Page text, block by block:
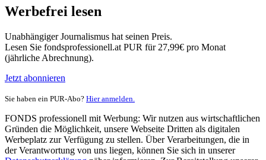
Werbefrei lesen
Unabhängiger Journalismus hat seinen Preis.
Lesen Sie fondsprofessionell.at PUR für 27,99€ pro Monat
(jährliche Abrechnung).
Jetzt abonnieren
Sie haben ein PUR-Abo? Hier anmelden.
FONDS professionell mit Werbung: Wir nutzen aus wirtschaftlichen
Gründen die Möglichkeit, unsere Webseite Dritten als digitalen
Werbeplatz zur Verfügung zu stellen. Über Verarbeitungen, die in
der Verantwortung von uns liegen, können Sie sich in unserer